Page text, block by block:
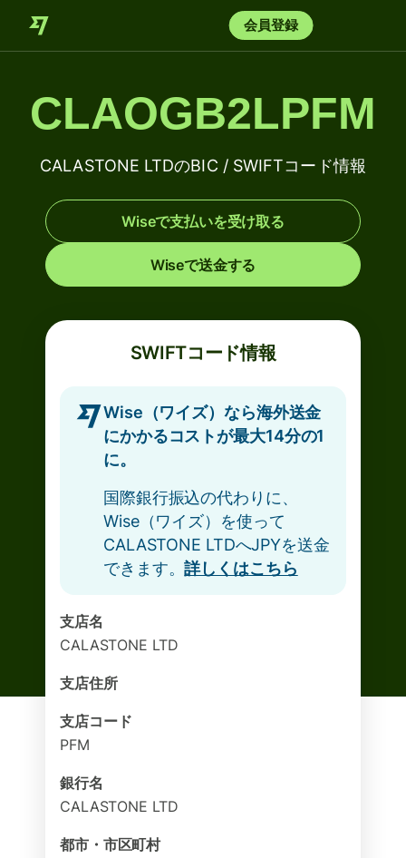
会員登録
CLAOGB2LPFM
CALASTONE LTDのBIC / SWIFTコード情報
Wiseで支払いを受け取る
Wiseで送金する
SWIFTコード情報
Wise（ワイズ）なら海外送金
にかかるコストが最大14分の1
に。
国際銀行振込の代わりに、
Wise（ワイズ）を使って
CALASTONE LTDへJPYを送金
できます。詳しくはこちら
支店名
CALASTONE LTD
支店住所
支店コード
PFM
銀行名
CALASTONE LTD
都市・市区町村